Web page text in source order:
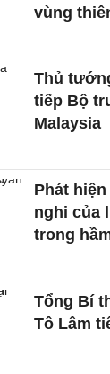
vùng
Thủ
tiếp Bộ
Malaysia
Phát
nghi của
trong
Tổng Bí
Tô Lâm